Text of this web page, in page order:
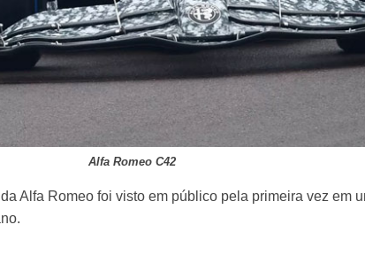
Alfa Romeo C42
Alfa Romeo foi visto em público pela primeira vez em